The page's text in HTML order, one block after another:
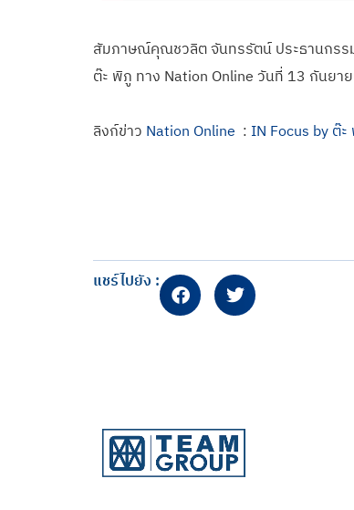
สัมภาษณ์คุณชวลิต จันทรรัตน์ ประธานกรร
ต๊ะ พิภู ทาง Nation Online วันที่ 13 กันยา
ลิงก์ข่าว Nation Online : IN Focus by ต๊
แชร์ไปยัง :